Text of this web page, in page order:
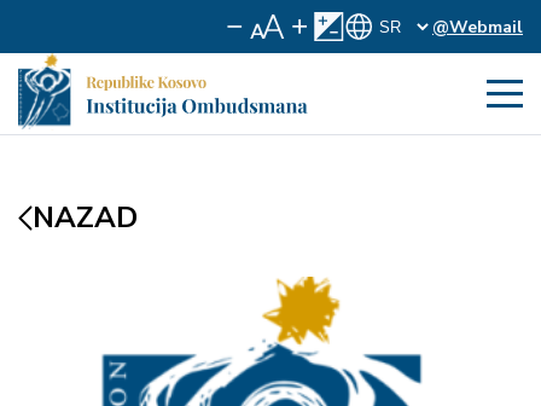
@Webmail
NAZAD